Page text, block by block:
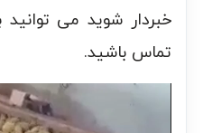
خبردار شوید می توانید
تماس باشید.